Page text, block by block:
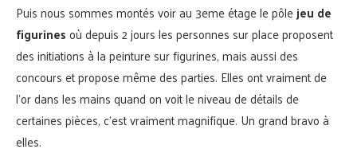
Puis nous sommes montés voir au 3eme étage le pôlejeu de
figurinesoù depuis 2 jours les personnes sur place proposent
des initiations à la peinture sur figurines, mais aussi des
concours et propose même des parties. Elles ont vraiment de
l’or dans les mains quand on voit le niveau de détails de
certaines pièces, c’est vraiment magnifique. Un grand bravo à
elles.